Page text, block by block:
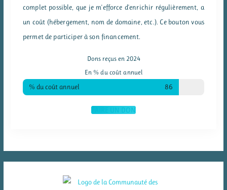
complet possible, que je m'efforce d'enrichir régulièrement, a
un coût (hébergement, nom de domaine, etc.). Ce bouton vous
permet de participer à son financement.
Dons reçus en 2024
En % du coût annuel
% du coût annuel 86
FAIRE UN DON